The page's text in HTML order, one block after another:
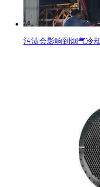
污渍会影响到烟气冷